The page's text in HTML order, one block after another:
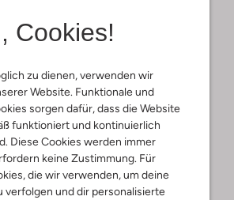
Cookies!
zu dienen, verwenden wir
Website. Funktionale und
sorgen dafür, dass die Website
funktioniert und kontinuierlich
Diese Cookies werden immer
keine Zustimmung. Für
die wir verwenden, um deine
verfolgen und dir personalisierte